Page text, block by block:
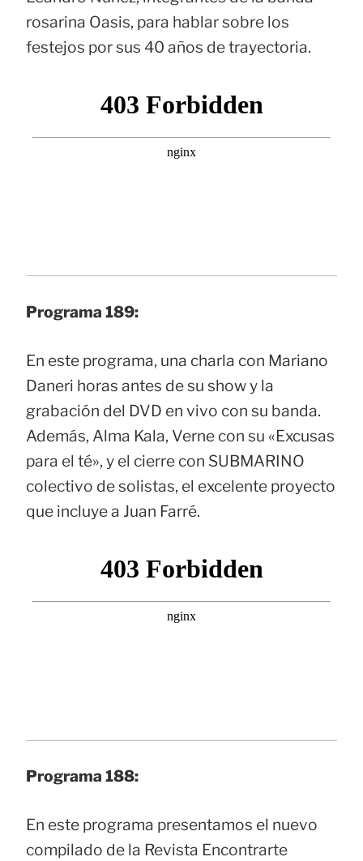
rosarina Oasis, para hablar sobre los
festejos por sus 40 años de trayectoria.
Programa 189:
En este programa, una charla con Mariano
Daneri horas antes de su show y la
grabación del DVD en vivo con su banda.
Además, Alma Kala, Verne con su «Excusas
para el té», y el cierre con SUBMARINO
colectivo de solistas, el excelente proyecto
que incluye a Juan Farré.
Programa 188:
En este programa presentamos el nuevo
compilado de la Revista Encontrarte